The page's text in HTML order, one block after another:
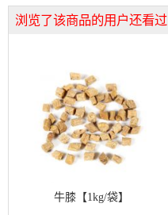
浏览了该商品的用户还看过
牛膝【1kg/袋】